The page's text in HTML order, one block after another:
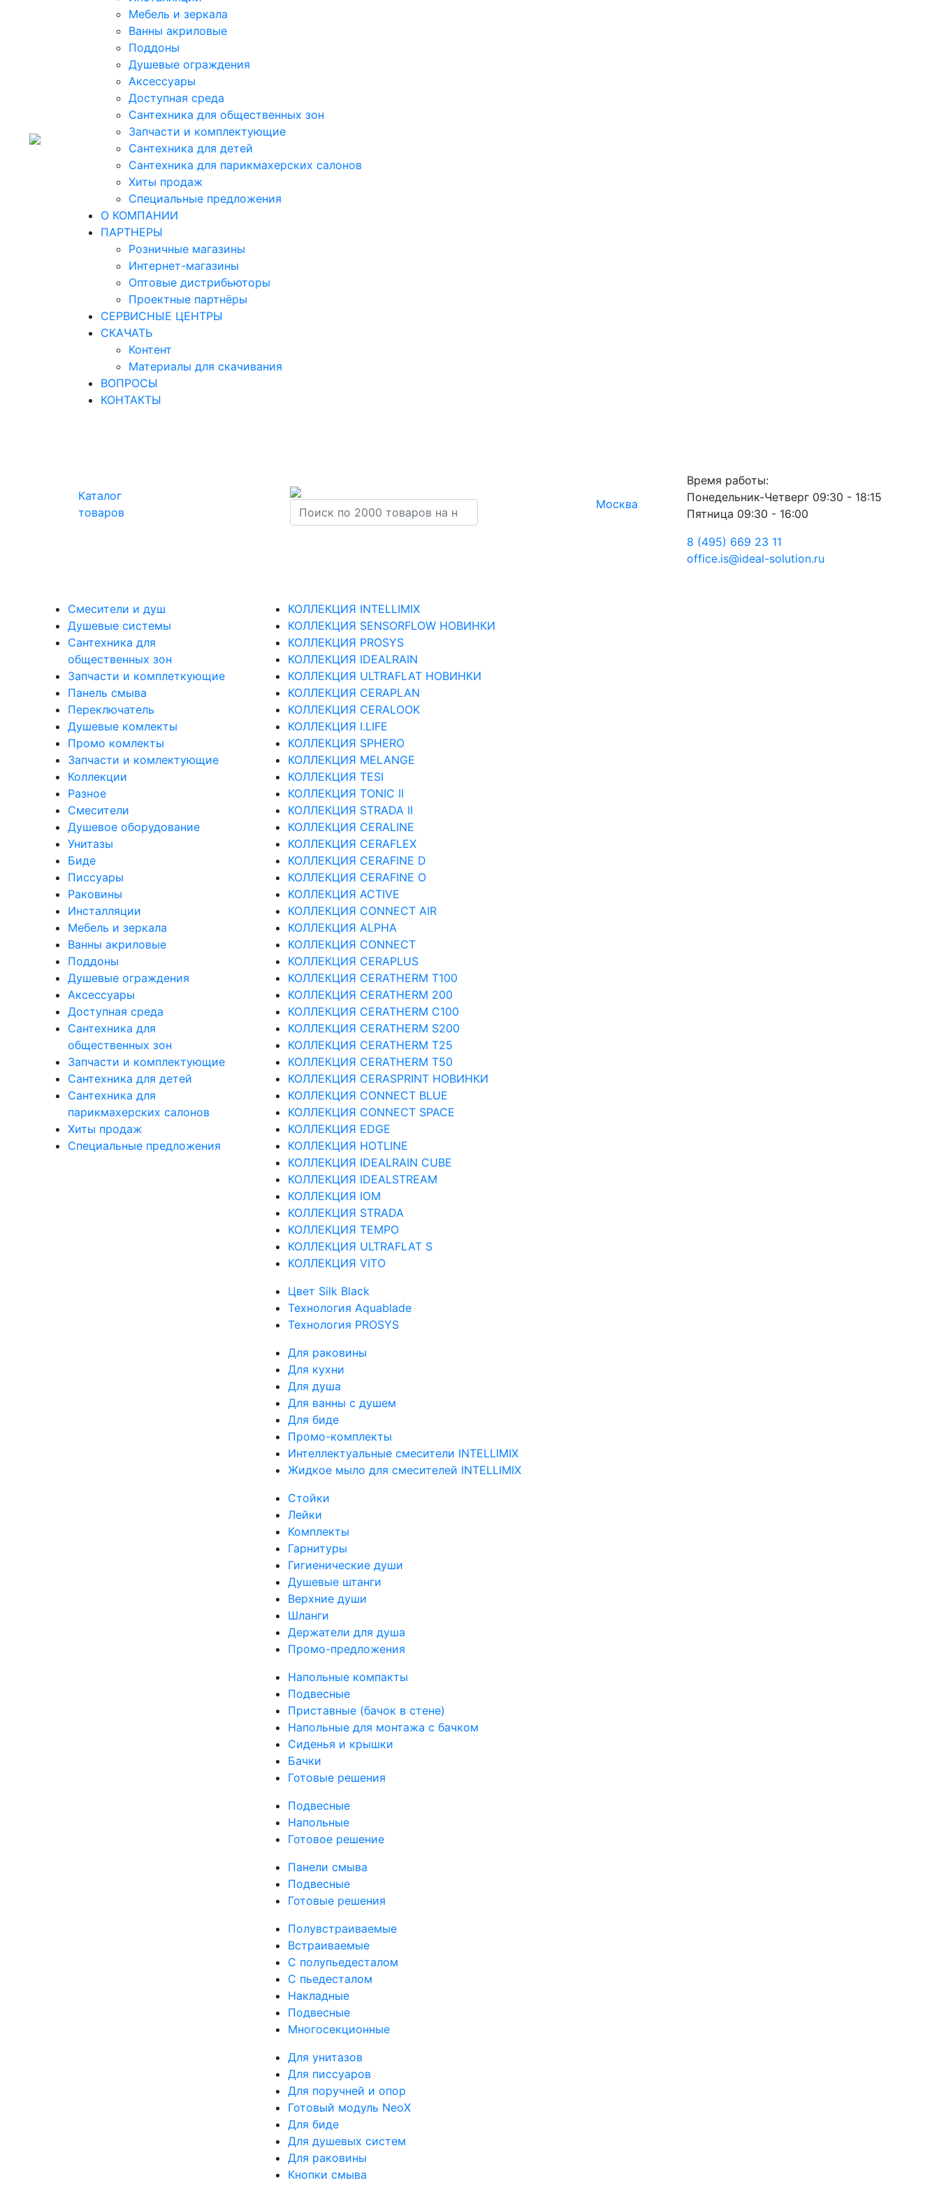
Мебель и зеркала
Ванны акриловые
Поддоны
Душевые ограждения
Аксессуары
Доступная среда
Cантехника для общественных зон
Запчасти и комплектующие
Сантехника для детей
Сантехника для парикмахерских салонов
Хиты продаж
Специальные предложения
О КОМПАНИИ
ПАРТНЕРЫ
Розничные магазины
Интернет-магазины
Оптовые дистрибьюторы
Проектные партнёры
СЕРВИСНЫЕ ЦЕНТРЫ
СКАЧАТЬ
Контент
Материалы для скачивания
ВОПРОСЫ
КОНТАКТЫ
Каталог
товаров
Москва
Время работы:
Понедельник-Четверг 09:30 - 18:15
Пятница 09:30 - 16:00
8 (495) 669 23 11
office.is@ideal-solution.ru
Смесители и душ
Душевые системы
Сантехника для
общественных зон
Запчасти и комплеткующие
Панель смыва
Переключатель
Душевые комлекты
Промо комлекты
Запчасти и комлектующие
Коллекции
Разное
Смесители
Душевое оборудование
Унитазы
Биде
Писсуары
Раковины
Инсталляции
Мебель и зеркала
Ванны акриловые
Поддоны
Душевые ограждения
Аксессуары
Доступная среда
Cантехника для
общественных зон
Запчасти и комплектующие
Сантехника для детей
Сантехника для
парикмахерских салонов
Хиты продаж
Специальные предложения
КОЛЛЕКЦИЯ INTELLIMIX
КОЛЛЕКЦИЯ SENSORFLOW НОВИНКИ
КОЛЛЕКЦИЯ PROSYS
КОЛЛЕКЦИЯ IDEALRAIN
КОЛЛЕКЦИЯ ULTRAFLAT НОВИНКИ
КОЛЛЕКЦИЯ CERAPLAN
КОЛЛЕКЦИЯ CERALOOK
КОЛЛЕКЦИЯ I.LIFE
КОЛЛЕКЦИЯ SPHERO
КОЛЛЕКЦИЯ MELANGE
КОЛЛЕКЦИЯ TESI
КОЛЛЕКЦИЯ TONIC II
КОЛЛЕКЦИЯ STRADA II
КОЛЛЕКЦИЯ CERALINE
КОЛЛЕКЦИЯ CERAFLEX
КОЛЛЕКЦИЯ CERAFINE D
КОЛЛЕКЦИЯ CERAFINE O
КОЛЛЕКЦИЯ ACTIVE
КОЛЛЕКЦИЯ CONNECT AIR
КОЛЛЕКЦИЯ ALPHA
КОЛЛЕКЦИЯ CONNECT
КОЛЛЕКЦИЯ CERAPLUS
КОЛЛЕКЦИЯ CERATHERM T100
КОЛЛЕКЦИЯ CERATHERM 200
КОЛЛЕКЦИЯ CERATHERM C100
КОЛЛЕКЦИЯ CERATHERM S200
КОЛЛЕКЦИЯ CERATHERM T25
КОЛЛЕКЦИЯ CERATHERM T50
КОЛЛЕКЦИЯ CERASPRINT НОВИНКИ
КОЛЛЕКЦИЯ CONNECT BLUE
КОЛЛЕКЦИЯ CONNECT SPACE
КОЛЛЕКЦИЯ EDGE
КОЛЛЕКЦИЯ HOTLINE
КОЛЛЕКЦИЯ IDEALRAIN CUBE
КОЛЛЕКЦИЯ IDEALSTREAM
КОЛЛЕКЦИЯ IOM
КОЛЛЕКЦИЯ STRADA
КОЛЛЕКЦИЯ TEMPO
КОЛЛЕКЦИЯ ULTRAFLAT S
КОЛЛЕКЦИЯ VITO
Цвет Silk Black
Технология Aquablade
Технология PROSYS
Для раковины
Для кухни
Для душа
Для ванны с душем
Для биде
Промо-комплекты
Интеллектуальные смесители INTELLIMIX
Жидкое мыло для смесителей INTELLIMIX
Стойки
Лейки
Комплекты
Гарнитуры
Гигиенические души
Душевые штанги
Верхние души
Шланги
Держатели для душа
Промо-предложения
Напольные компакты
Подвесные
Приставные (бачок в стене)
Напольные для монтажа с бачком
Сиденья и крышки
Бачки
Готовые решения
Подвесные
Напольные
Готовое решение
Панели смыва
Подвесные
Готовые решения
Полувстраиваемые
Встраиваемые
С полупьедесталом
С пьедесталом
Накладные
Подвесные
Многосекционные
Для унитазов
Для писсуаров
Для поручней и опор
Готовый модуль NeoX
Для биде
Для душевых систем
Для раковины
Кнопки смыва